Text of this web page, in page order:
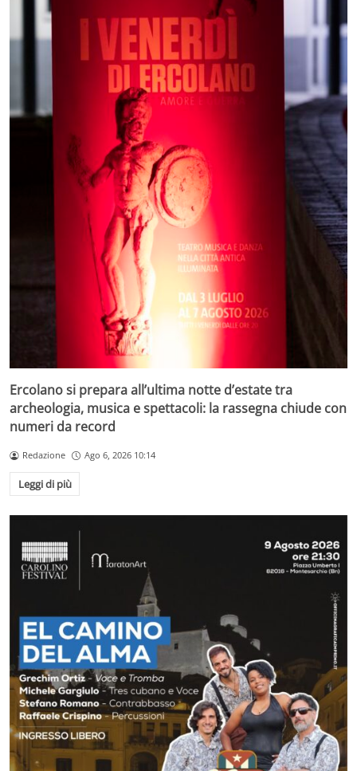
Ercolano si prepara all’ultima notte d’estate tra
archeologia, musica e spettacoli: la rassegna chiude con
numeri da record
Redazione Ago 6, 2026 10:14
Leggi di più